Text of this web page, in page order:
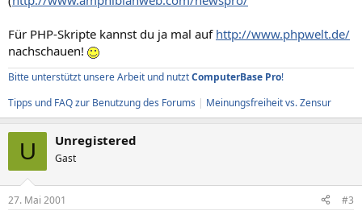
Für PHP-Skripte kannst du ja mal auf http://www.phpwelt.de/
nachschauen!
Bitte unterstützt unsere Arbeit und nutztComputerBase Pro!
Tipps und FAQ zur Benutzung des Forums | Meinungsfreiheit vs. Zensur
U Unregistered
Gast
27. Mai 2001 #3